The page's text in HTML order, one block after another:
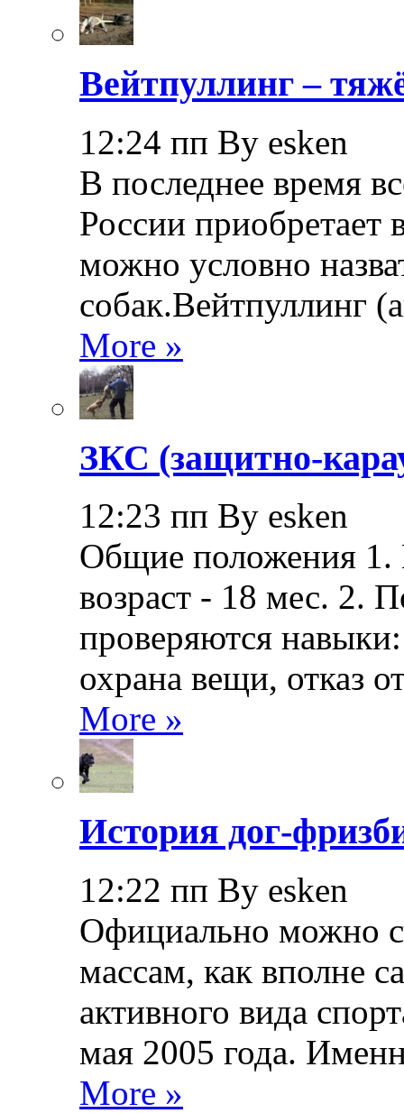
Вейтпуллинг –
12:24 пп By esken
В последнее время
России приобретает
можно условно
собак.Вейтпуллинг
More »
ЗКС (защитно-
12:23 пп By esken
Общие положения
возраст - 18 мес. 2.
проверяются
охрана вещи, отказ
More »
История дог-
12:22 пп By esken
Официально можно
массам, как вполне
активного вида
мая 2005 года.
More »